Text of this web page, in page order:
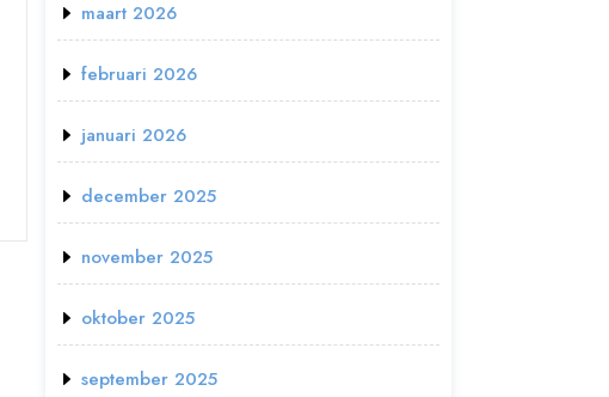
maart 2026
februari 2026
januari 2026
december 2025
november 2025
oktober 2025
september 2025